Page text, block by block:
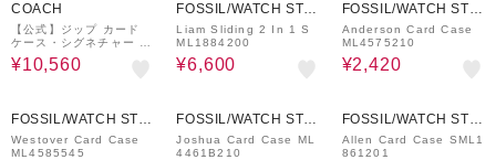
COACH
【公式】ジップ カード
ケース・シグネチャー レ
ザー
¥10,560
FOSSIL/WATCH STAT
ION INTERNATIONAL
Liam Sliding 2 In 1 S
ML1884200
¥6,600
FOSSIL/WATCH STAT
ION INTERNATIONAL
Anderson Card Case
ML4575210
¥2,420
FOSSIL/WATCH STAT
ION INTERNATIONAL
Westover Card Case
ML4585545
FOSSIL/WATCH STAT
ION INTERNATIONAL
Joshua Card Case ML
4461B210
FOSSIL/WATCH STAT
ION INTERNATIONAL
Allen Card Case SML1
861201